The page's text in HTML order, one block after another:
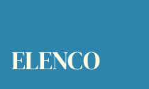
ELENCO